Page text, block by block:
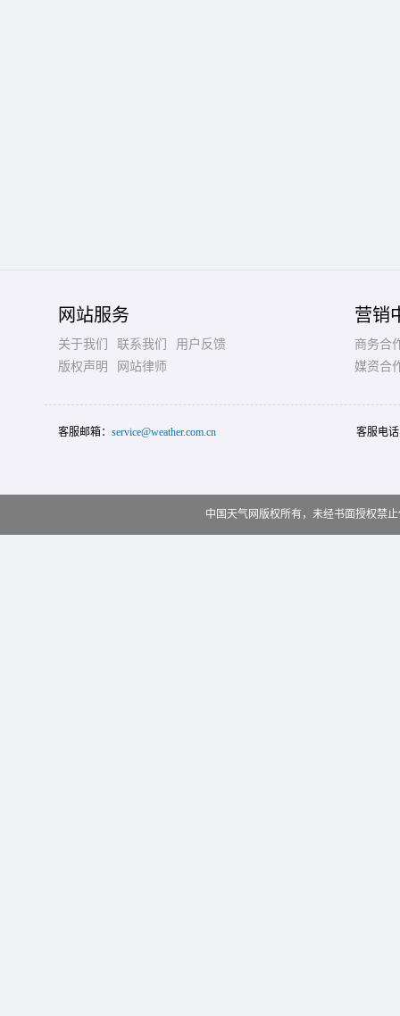
网站服务
关于我们 联系我们
用户反馈
版权声明
网站律师
营销
商务合
媒资合
客服邮箱： service@weather.com.cn 客服电
中国天气网版权所有，未经书面授权